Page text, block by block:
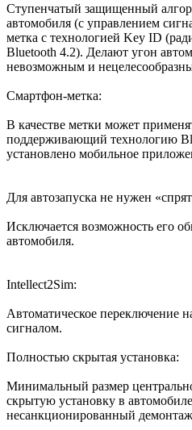
Ступенчатый защищенный
автомобиля (с управлением
метка с технологией Key ID
Bluetooth 4.2). Делают угон
невозможным и
Смартфон-метка:
В качестве метки может
поддерживающий технологию
установлено мобильное
Для автозапуска не нужен
Исключается возможность его
автомобиля.
Intellect2Sim:
Автоматическое переключение
сигналом.
Полностью скрытая установка:
Минимальный размер
скрытую установку в
несанкционированный